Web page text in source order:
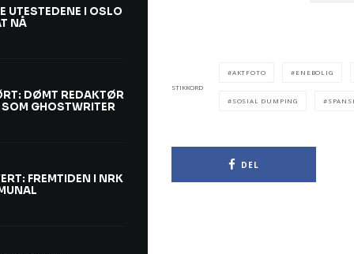
STIKKORD
AKTFOTO ENEBOLIG
SOSIAL DUMPING
DEL
UTESTEDENE I OSLO
NÅ
DØMT REDAKTØR
GHOSTWRITER
FREMTIDEN I NRK